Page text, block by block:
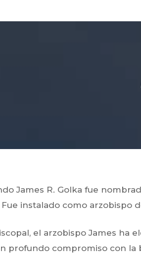
James R. Golka fue
Fue instalado como arzobispo
el arzobispo James ha
profundo compromiso con la